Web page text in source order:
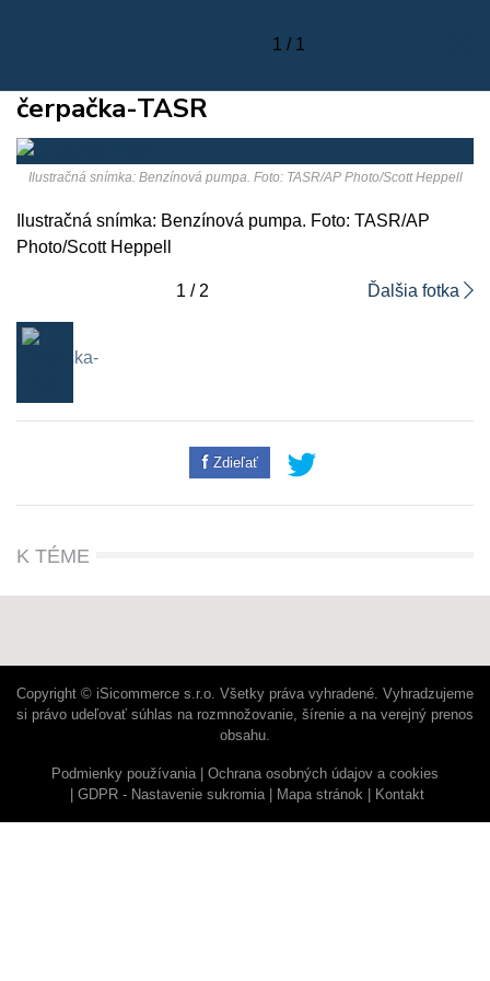
1 / 1
čerpačka-TASR
Ilustračná snímka: Benzínová pumpa. Foto: TASR/AP Photo/Scott Heppell
Ilustračná snímka: Benzínová pumpa. Foto: TASR/AP
Photo/Scott Heppell
1 / 2 Ďalšia fotka
Zdieľať
K TÉME
Copyright © iSicommerce s.r.o. Všetky práva vyhradené. Vyhradzujeme
si právo udeľovať súhlas na rozmnožovanie, šírenie a na verejný prenos
obsahu.
Podmienky používania
Ochrana osobných údajov a cookies
GDPR - Nastavenie sukromia
Mapa stránok Kontakt